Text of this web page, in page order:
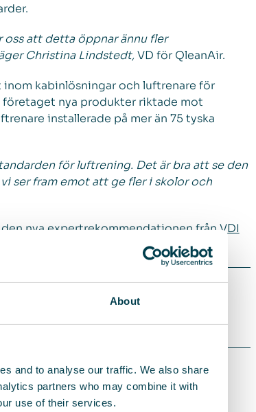
About
and to analyse our traffic. We also share
partners who may combine it with
use of their services.
oss att detta öppnar ännu fler
Christina Lindstedt, VD för QleanAir.
inom kabinlösningar och luftrenare för
nya produkter riktade mot
installerade på mer än 75 tyska
för luftrening. Det är bra att se den
ser fram emot att ge fler i skolor och
nya expertrekommendationen från VDI
av inomhusmiljöer. Bolagets
QleanAirs lösningar är
Bolaget har över 11 000 installerade
För helåret 2021 hade QleanAir en